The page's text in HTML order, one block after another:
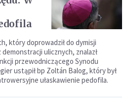
który doprowadził do dymisji
ulicznych, znalazł
przewodniczącego Synodu
ustąpił bp Zoltán Balog, który był
ułaskawienie pedofila.